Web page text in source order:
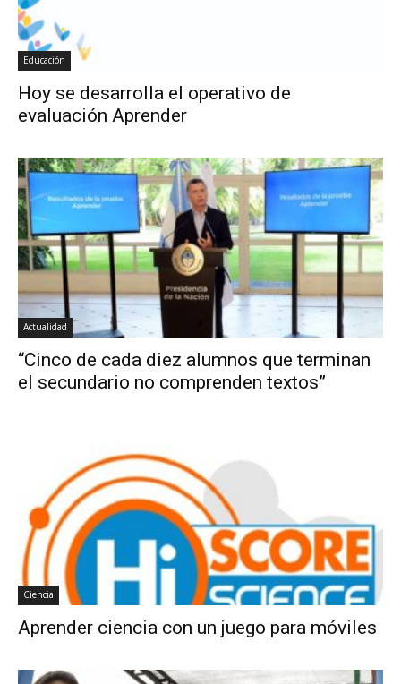
Educación
Hoy se desarrolla el operativo de
evaluación Aprender
Actualidad
“Cinco de cada diez alumnos que terminan
el secundario no comprenden textos”
Ciencia
Aprender ciencia con un juego para móviles